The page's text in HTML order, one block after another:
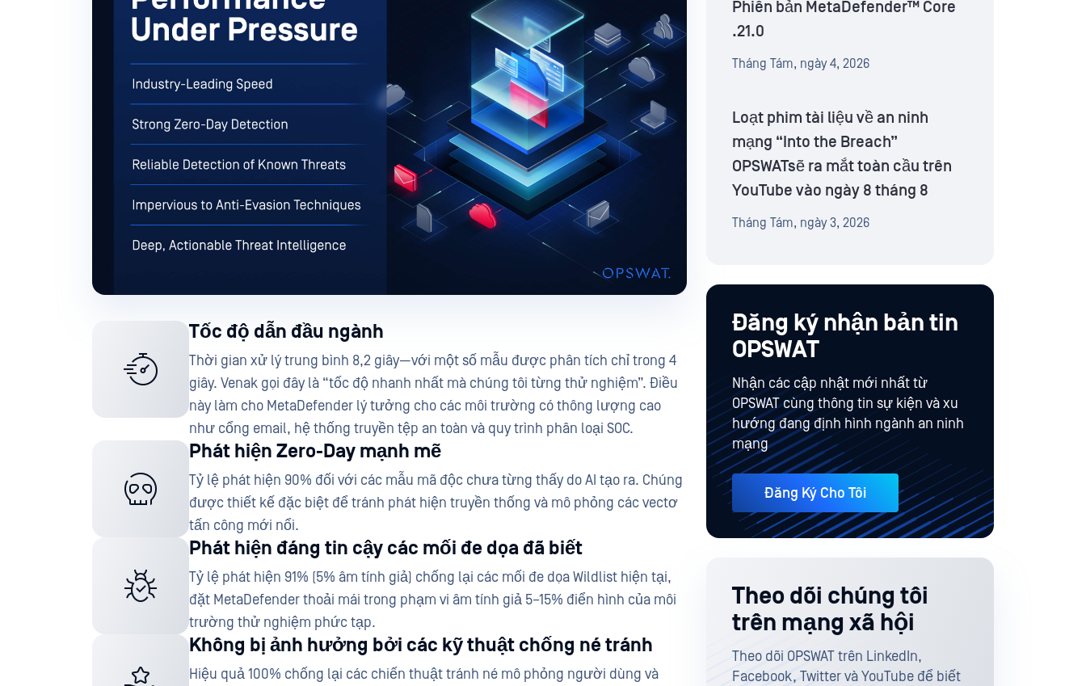
Tốc độ dẫn đầu ngành
Thời gian xử lý trung bình 8,2 giây—với một số mẫu được phân tích chỉ trong 4
giây. Venak gọi đây là “tốc độ nhanh nhất mà chúng tôi từng thử nghiệm”. Điều
này làm cho MetaDefender lý tưởng cho các môi trường có thông lượng cao
như cổng email, hệ thống truyền tệp an toàn và quy trình phân loại SOC.
Phát hiện Zero-Day mạnh mẽ
Tỷ lệ phát hiện 90% đối với các mẫu mã độc chưa từng thấy do AI tạo ra. Chúng
được thiết kế đặc biệt để tránh phát hiện truyền thống và mô phỏng các vectơ
tấn công mới nổi.
Phát hiện đáng tin cậy các mối đe dọa đã biết
Tỷ lệ phát hiện 91% (5% âm tính giả) chống lại các mối đe dọa Wildlist hiện tại,
đặt MetaDefender thoải mái trong phạm vi âm tính giả 5–15% điển hình của môi
trường thử nghiệm phức tạp.
Không bị ảnh hưởng bởi các kỹ thuật chống né tránh
Hiệu quả 100% chống lại các chiến thuật tránh né mô phỏng người dùng và
Phiên bản MetaDefender™ Core
.21.0
Tháng Tám, ngày 4, 2026
Loạt phim tài liệu về an ninh
mạng “Into the Breach”
OPSWATsẽ ra mắt toàn cầu trên
YouTube vào ngày 8 tháng 8
Tháng Tám, ngày 3, 2026
Đăng ký nhận bản tin
OPSWAT
Nhận các cập nhật mới nhất từ
OPSWAT cùng thông tin sự kiện và xu
hướng đang định hình ngành an ninh
mạng
Đăng Ký Cho Tôi
Theo dõi chúng tôi
trên mạng xã hội
Theo dõi OPSWAT trên LinkedIn,
Facebook, Twitter và YouTube để biết